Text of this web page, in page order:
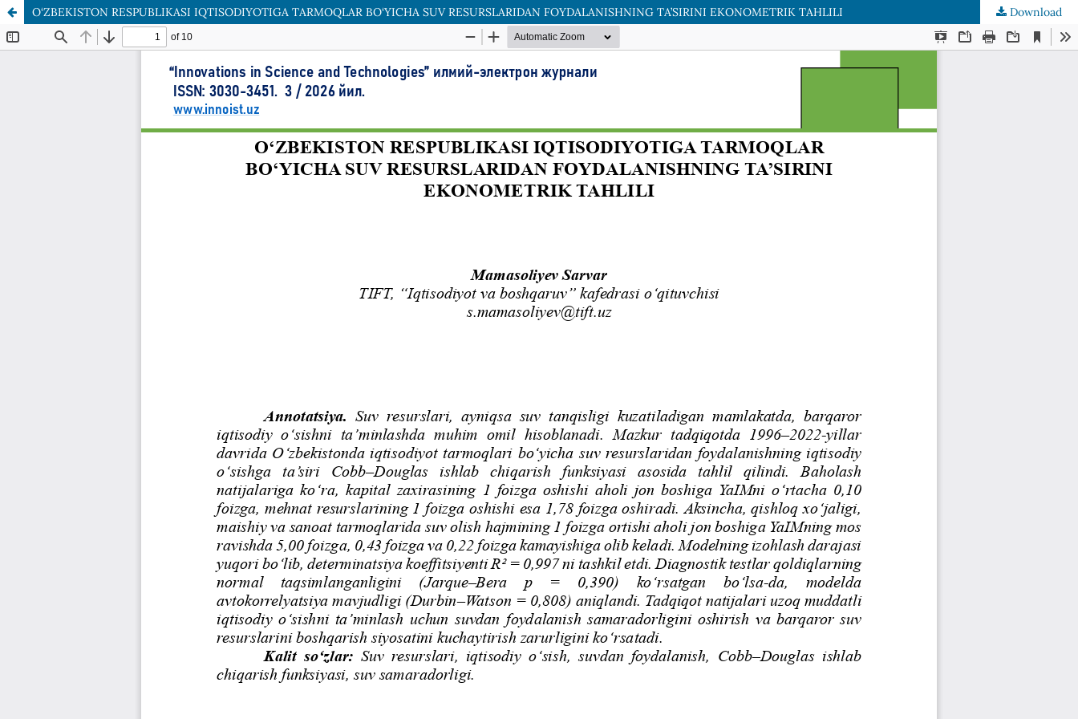
O‘ZBEKISTON RESPUBLIKASI IQTISODIYOTIGA TARMOQLAR BO‘YICHA SUV RESURSLARIDAN FOYDALANISHNING TA’SIRINI EKONOMETRIK TAHLILI Download